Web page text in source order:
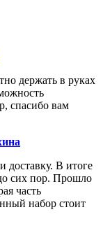
держать в руках
спасибо вам
доставку. В итоге
сих пор. Прошло
часть
набор стоит